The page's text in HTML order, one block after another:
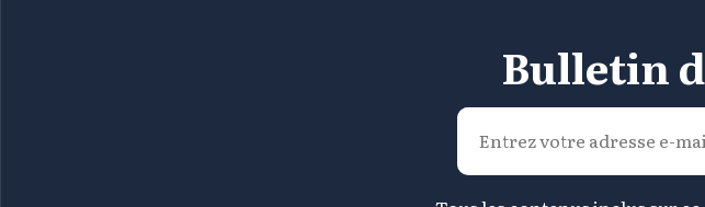
Bulletin